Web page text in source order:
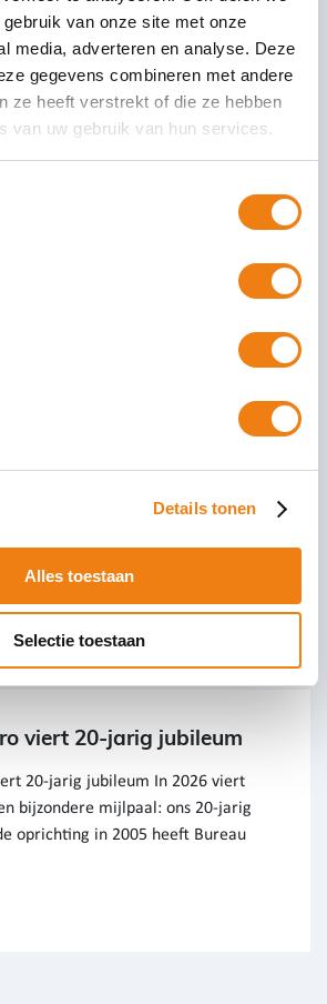
van onze site met onze
media, adverteren en analyse. Deze
gegevens combineren met andere
ze heeft verstrekt of die ze hebben
van uw gebruik van hun services.
Details tonen
Alles toestaan
Selectie toestaan
artikelen
de dynamiek neem toe De
merkbaar verschoven. Regels
voor startende ondernemers en
viert 20-jarig jubileum
20-jarig jubileum In 2026 viert
bijzondere mijlpaal: ons 20-jarig
oprichting in 2005 heeft Bureau